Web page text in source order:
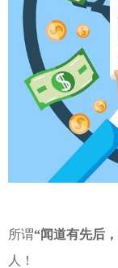
所谓“闻道有先后
人！